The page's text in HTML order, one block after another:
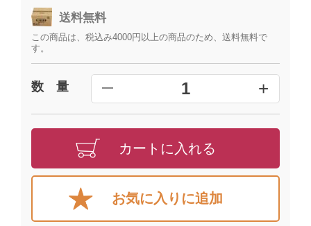
送料無料
この商品は、税込み4000円以上の商品のため、送料無料で
す。
数 量 ━ 1 +
カートに入れる
お気に入りに追加